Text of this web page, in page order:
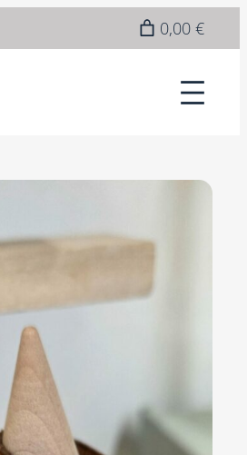
0,00 €